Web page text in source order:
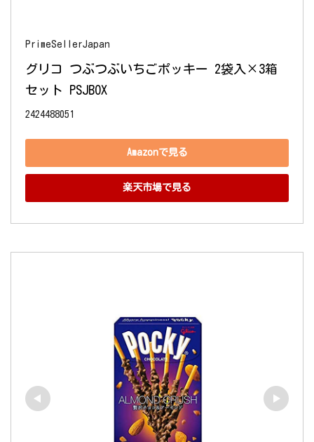
PrimeSellerJapan
グリコ つぶつぶいちごポッキー 2袋入×3箱
セット PSJBOX
2424488051
Amazonで見る
楽天市場で見る